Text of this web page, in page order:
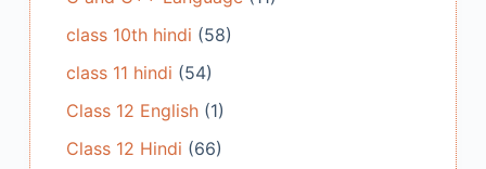
class 10th hindi (58)
class 11 hindi (54)
Class 12 English(1)
Class 12 Hindi (66)